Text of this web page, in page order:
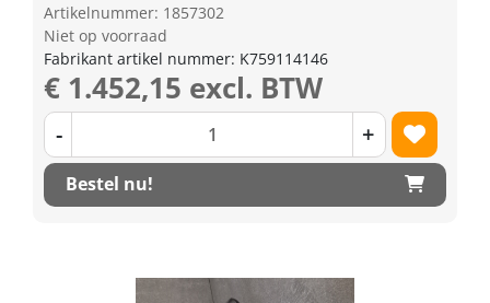
Artikelnummer: 1857302
Niet op voorraad
Fabrikant artikel nummer: K759114146
€ 1.452,15 excl. BTW
- +
Bestel nu!